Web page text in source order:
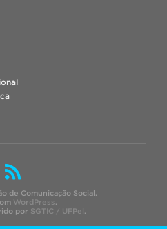
de Comunicação Social.
WordPress.
por SGTIC / UFPel.